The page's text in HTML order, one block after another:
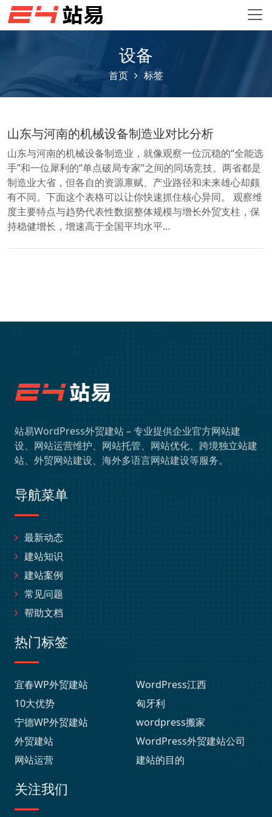
设备
首页 标签
山东与河南的机械设备制造业对比分析
山东与河南的机械设备制造业，就像观察一位沉稳的“全能选
手”和一位犀利的“单点破局专家”之间的同场竞技。两省都是
制造业大省，但各自的资源禀赋、产业路径和未来雄心却颇
有不同。下面这个表格可以让你快速抓住核心异同。 观察维
度主要特点与趋势代表性数据整体规模与增长外贸支柱，保
持稳健增长，增速高于全国平均水平…
站易WordPress外贸建站 – 专业提供企业官方网站建
设、网站运营维护、网站托管、网站优化、跨境独立站建
站、外贸网站建设、海外多语言网站建设等服务。
导航菜单
最新动态
建站知识
建站案例
常见问题
帮助文档
热门标签
宜春WP外贸建站
WordPress江西
10大优势
匈牙利
宁德WP外贸建站
wordpress搬家
外贸建站
WordPress外贸建站公司
网站运营
建站的目的
关注我们